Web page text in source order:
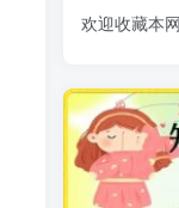
欢迎收藏本